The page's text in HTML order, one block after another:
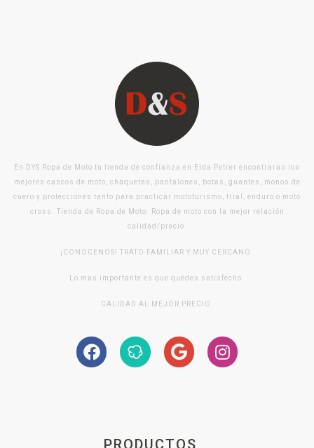
En DYS Ropa de Moto tu tienda de confianza en Elda Petrer encontraras los
mejores cascos de moto, chaquetas, pantalones, botas, guantes, monos de
cuero y protecciones tanto para practicar mototurismo, trial, enduro o moto
cross. Tienda de Ropa de Moto. Ropa de moto con la mejor relación
calidad/precio.
¡CONOCENOS! TRATO FAMILIAR Y MUY CERCANO.
Lo mas importante es que quedes satisfecho.
CALIDAD AL MEJOR PRECIO.
PRODUCTOS _